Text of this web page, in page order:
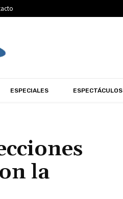
ESPECIALES ESPECTÁCULOS
la